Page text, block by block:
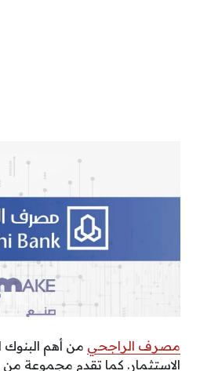
مصرف الراجحي من أهم البنوك
الاستثمار. كما تقدم مجموعة من